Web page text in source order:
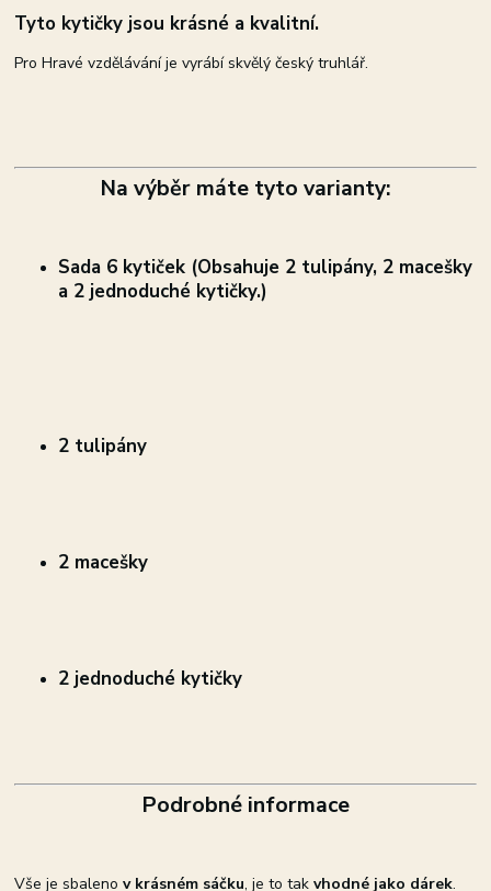
Tyto kytičky jsou krásné a kvalitní.
Pro Hravé vzdělávání je vyrábí skvělý český truhlář.
Na výběr máte tyto varianty:
Sada 6 kytiček (Obsahuje 2 tulipány, 2 macešky
a 2 jednoduché kytičky.)
2 tulipány
2 macešky
2 jednoduché kytičky
Podrobné informace
Vše je sbaleno v krásném sáčku, je to takvhodné jako dárek.